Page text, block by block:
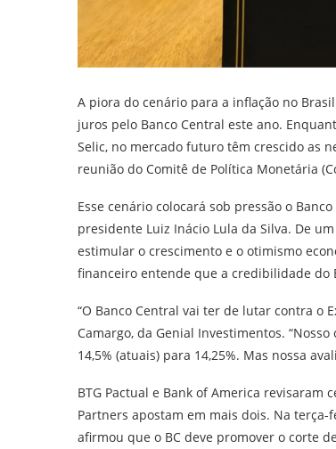
A piora do cenário para a inflação no
juros pelo Banco Central este ano.
Selic, no mercado futuro têm crescido as
reunião do Comitê de Política Monetária
Esse cenário colocará sob pressão o
presidente Luiz Inácio Lula da Silva. De
estimular o crescimento e o otimismo
financeiro entende que a credibilidade do
“O Banco Central vai ter de lutar contra o
Camargo, da Genial Investimentos.
14,5% (atuais) para 14,25%. Mas nossa
BTG Pactual e Bank of America revisaram
Partners apostam em mais dois. Na
afirmou que o BC deve promover o corte